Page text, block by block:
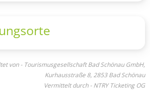
von - Tourismusgesellschaft Bad Schönau GmbH,
Kurhausstraße 8, 2853 Bad Schönau
Vermittelt durch - NTRY Ticketing OG